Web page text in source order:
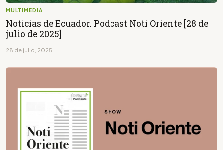
MULTIMEDIA
Noticias de Ecuador. Podcast Noti Oriente [28 de
julio de 2025]
28 de julio, 2025